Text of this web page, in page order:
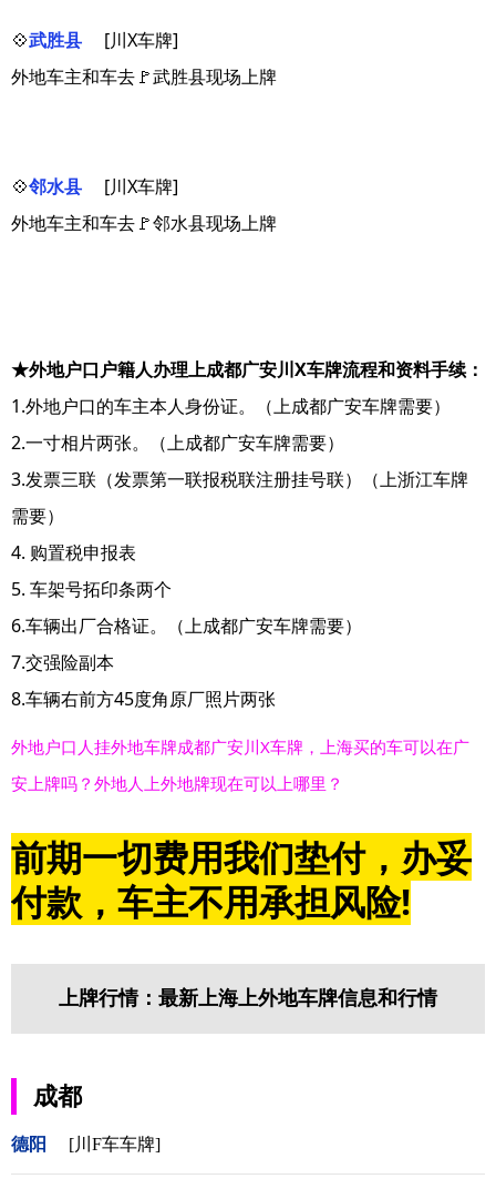
💠武胜县
[川X车牌]
外地车主和车去🚩武胜县现场上牌
💠邻水县
[川X车牌]
外地车主和车去🚩邻水县现场上牌
★外地户口户籍人办理上成都广安川X车牌流程和资料手续：
1.外地户口的车主本人身份证。（上成都广安车牌需要）
2.一寸相片两张。（上成都广安车牌需要）
3.发票三联（发票第一联报税联注册挂号联）（上浙江车牌
需要）
4. 购置税申报表
5. 车架号拓印条两个
6.车辆出厂合格证。（上成都广安车牌需要）
7.交强险副本
8.车辆右前方45度角原厂照片两张
外地户口人挂外地车牌成都广安川X车牌，上海买的车可以在广
安上牌吗？外地人上外地牌现在可以上哪里？
前期一切费用我们垫付，办妥
付款，车主不用承担风险!
上牌行情：最新上海上外地车牌信息和行情
成都
德阳 [川F车车牌]